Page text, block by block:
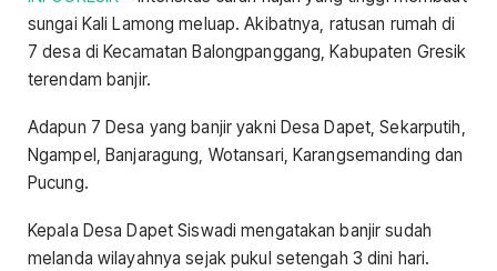
sungai Kali Lamong meluap. Akibatnya, ratusan rumah di
7 desa di Kecamatan Balongpanggang, Kabupaten Gresik
terendam banjir.
Adapun 7 Desa yang banjir yakni Desa Dapet, Sekarputih,
Ngampel, Banjaragung, Wotansari, Karangsemanding dan
Pucung.
Kepala Desa Dapet Siswadi mengatakan banjir sudah
melanda wilayahnya sejak pukul setengah 3 dini hari.